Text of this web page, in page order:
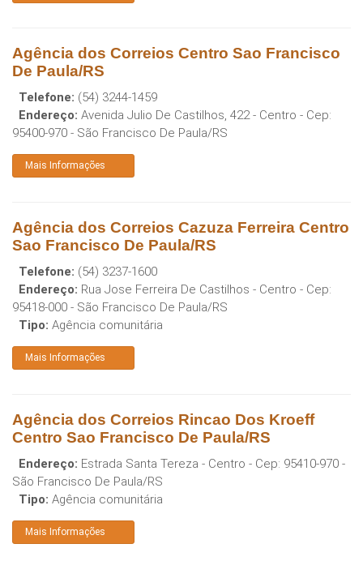
Agência dos Correios Centro Sao Francisco
De Paula/RS
Telefone: (54) 3244-1459
Endereço: Avenida Julio De Castilhos, 422 - Centro - Cep:
95400-970 - São Francisco De Paula/RS
Mais Informações
Agência dos Correios Cazuza Ferreira Centro
Sao Francisco De Paula/RS
Telefone: (54) 3237-1600
Endereço: Rua Jose Ferreira De Castilhos - Centro - Cep:
95418-000 - São Francisco De Paula/RS
Tipo: Agência comunitária
Mais Informações
Agência dos Correios Rincao Dos Kroeff
Centro Sao Francisco De Paula/RS
Endereço: Estrada Santa Tereza - Centro - Cep: 95410-970 -
São Francisco De Paula/RS
Tipo: Agência comunitária
Mais Informações